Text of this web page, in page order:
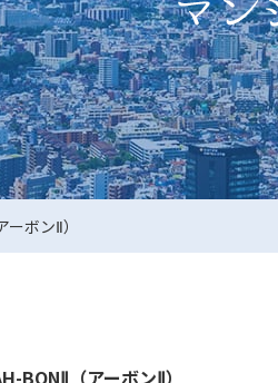
ボンⅡ）
BONⅡ（アーボンⅡ）